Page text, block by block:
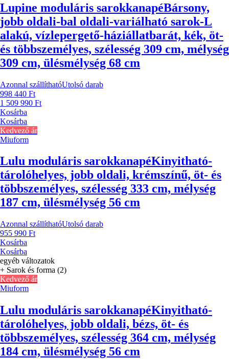
Lupine moduláris sarokkanapéBársony,
jobb oldali-bal oldali-variálható sarok-L
alakú, vízlepergető-háziállatbarát, kék, öt-
és többszemélyes, szélesség 309 cm, mélység
309 cm, ülésmélység 68 cm
Azonnal szállíthatóUtolsó darab
998 440 Ft
1 509 990 Ft
Kosárba
Kosárba
Kedvező ár
Miuform
Lulu moduláris sarokkanapéKinyitható-
tárolóhelyes, jobb oldali, krémszínű, öt- és
többszemélyes, szélesség 333 cm, mélység
187 cm, ülésmélység 56 cm
Azonnal szállíthatóUtolsó darab
955 990 Ft
Kosárba
Kosárba
egyéb változatok
+ Sarok és forma (2)
Kedvező ár
Miuform
Lulu moduláris sarokkanapéKinyitható-
tárolóhelyes, jobb oldali, bézs, öt- és
többszemélyes, szélesség 364 cm, mélység
184 cm, ülésmélység 56 cm